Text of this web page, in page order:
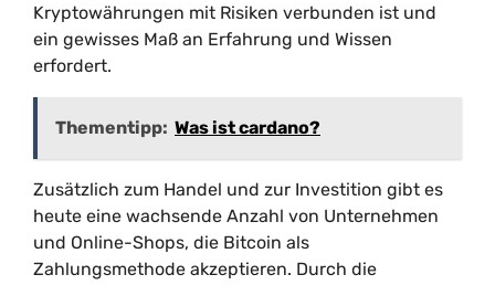
Kryptowährungen mit Risiken verbunden ist und
ein gewisses Maß an Erfahrung und Wissen
erfordert.
Thementipp: Was ist cardano?
Zusätzlich zum Handel und zur Investition gibt es
heute eine wachsende Anzahl von Unternehmen
und Online-Shops, die Bitcoin als
Zahlungsmethode akzeptieren. Durch die